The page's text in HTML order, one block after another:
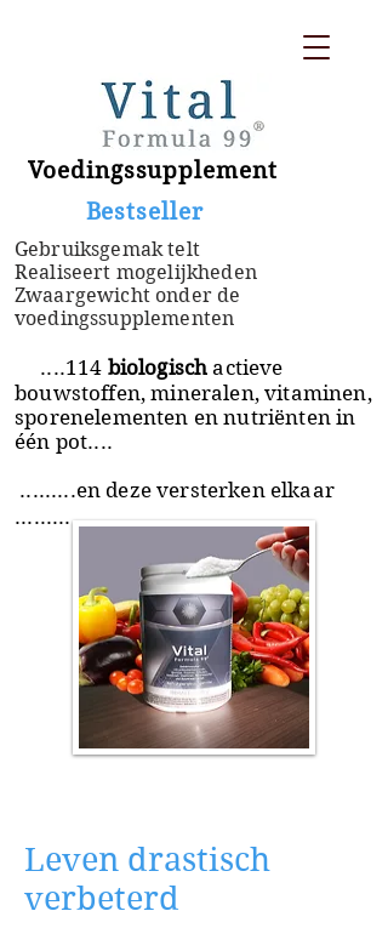
Voedingssupplement
​ Bestseller
Gebruiksgemak telt
Realiseert mogelijkheden
Zwaargewicht onder de
voedingssupplementen
....114 biologischactieve
bouwstoffen, mineralen, vitaminen,
sporenelementen en nutriënten in
één pot....
.........en deze versterken elkaar
.........
Leven drastisch
verbeterd